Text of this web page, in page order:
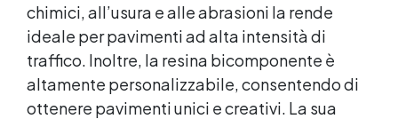
chimici, all’usura e alle abrasioni la rende
ideale per pavimenti ad alta intensità di
traffico. Inoltre, la resina bicomponente è
altamente personalizzabile, consentendo di
ottenere pavimenti unici e creativi. La sua